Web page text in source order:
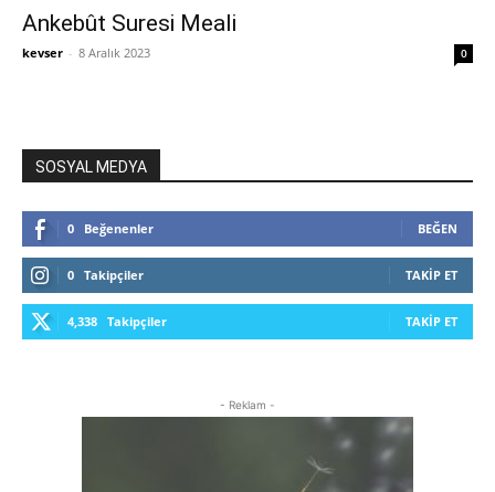
Ankebût Suresi Meali
kevser - 8 Aralık 2023 0
SOSYAL MEDYA
0 Beğenenler BEĞEN
0 Takipçiler TAKIP ET
4,338 Takipçiler TAKIP ET
- Reklam -